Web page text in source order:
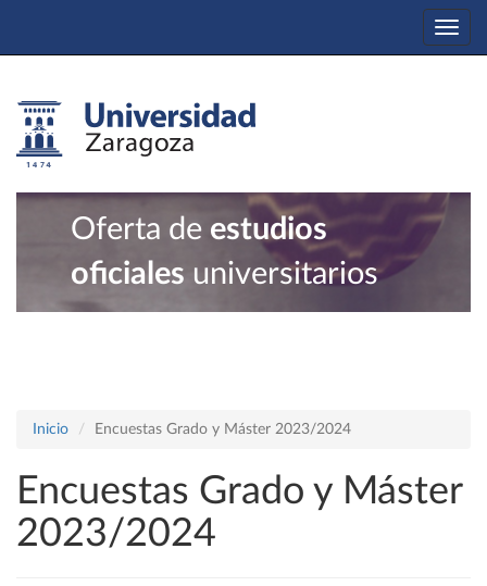
Oferta de estudios
oficiales universitarios
Inicio Encuestas Grado y Máster 2023/2024
Encuestas Grado y Máster
2023/2024